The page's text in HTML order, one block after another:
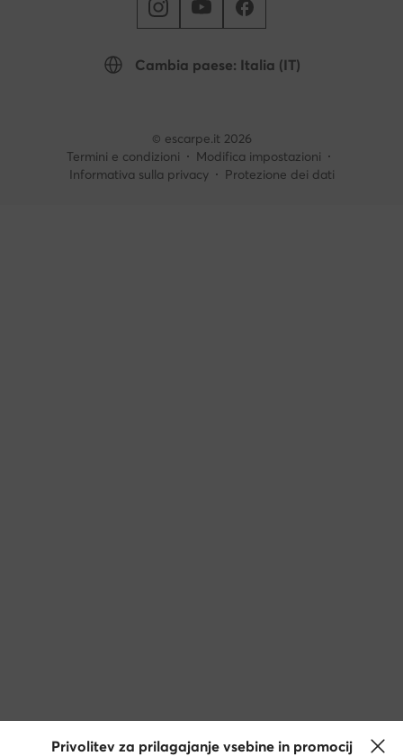
Cambia paese: Italia (IT)
© escarpe.it 2026
Termini e condizioni
Modifica impostazioni
Informativa sulla privacy
Protezione dei dati
Privolitev za prilagajanje vsebine in promocij